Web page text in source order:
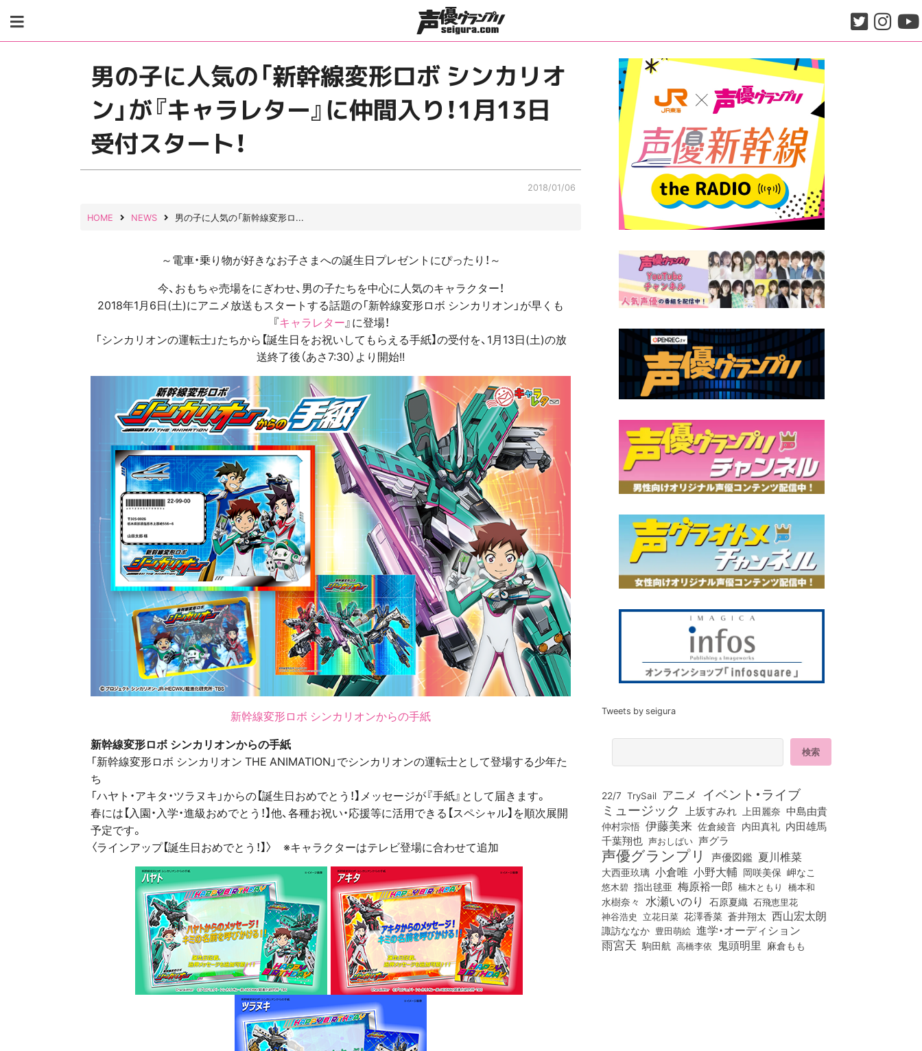
content
男の子に人気の「新幹線変形ロボ シンカリオ
ン」が『キャラレター』に仲間入り！1月13日
受付スタート！
2018/01/06
HOME NEWS 男の子に人気の「新幹線変形ロ...
～電車・乗り物が好きなお子さまへの誕生日プレゼントにぴったり！～
今、おもちゃ売場をにぎわせ、男の子たちを中心に人気のキャラクター！
2018年1月6日(土)にアニメ放送もスタートする話題の「新幹線変形ロボ シンカリオン」が早くも
『キャラレター』に登場！
「シンカリオンの運転士」たちから【誕生日をお祝いしてもらえる手紙】の受付を、1月13日(土)の放
送終了後（あさ7:30）より開始!!
新幹線変形ロボ シンカリオンからの手紙
新幹線変形ロボ シンカリオンからの手紙
「新幹線変形ロボ シンカリオン THE ANIMATION」でシンカリオンの運転士として登場する少年た
ち
「ハヤト・アキタ・ツラヌキ」からの【誕生日おめでとう！】メッセージが『手紙』として届きます。
春には【入園・入学・進級おめでとう！】他、各種お祝い・応援等に活用できる【スペシャル】を順次展開
予定です。
〈ラインアップ【誕生日おめでとう！】〉 ※キャラクターはテレビ登場に合わせて追加
Tweets by seigura
22/7 TrySail アニメ イベント・ライブ
ミュージック 上坂すみれ 上田麗奈 中島由貴
仲村宗悟 伊藤美来 佐倉綾音 内田真礼 内田雄馬
千葉翔也 声おしばい 声グラ
声優グランプリ 声優図鑑 夏川椎菜
大西亜玖璃 小倉唯 小野大輔 岡咲美保 岬なこ
悠木碧 指出毬亜 梅原裕一郎 楠木ともり 橋本和
水樹奈々 水瀬いのり 石原夏織 石飛恵里花
神谷浩史 立花日菜 花澤香菜 蒼井翔太 西山宏太朗
諏訪ななか 豊田萌絵 進学・オーディション
雨宮天 駒田航 高橋李依 鬼頭明里 麻倉もも